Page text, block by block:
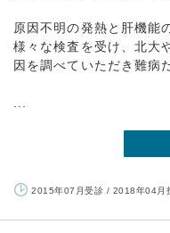
原因不明の発熱と肝機能
様々な検査を受け、北大
因を調べていただき難病
2015年07月受診 / 2018年04月